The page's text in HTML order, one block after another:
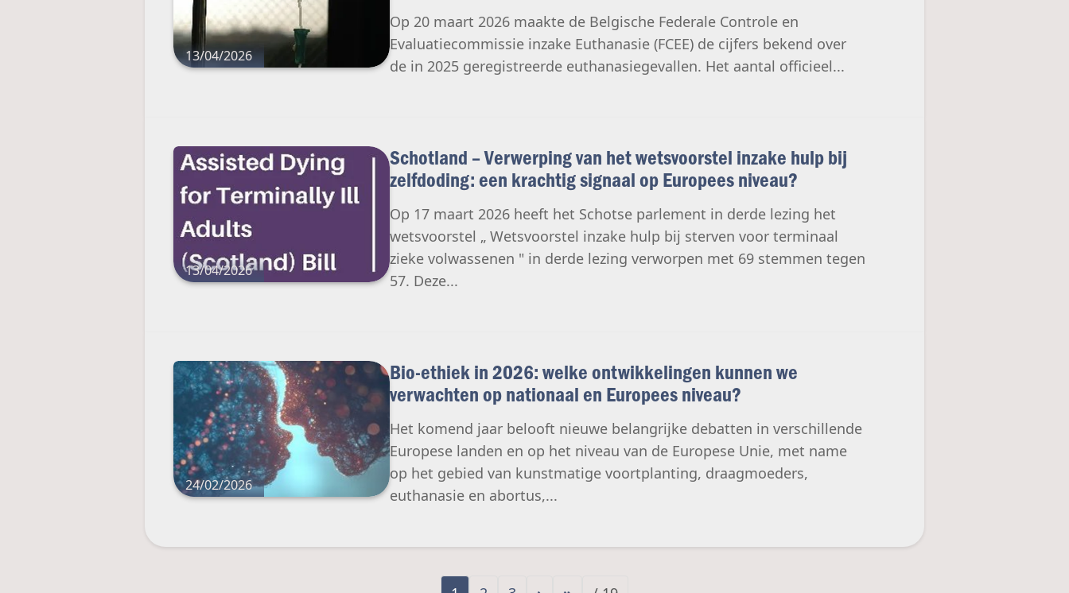
13/04/2026
Op 20 maart 2026 maakte de Belgische Federale Controle en
Evaluatiecommissie inzake Euthanasie (FCEE) de cijfers bekend over
de in 2025 geregistreerde euthanasiegevallen. Het aantal officieel...
13/04/2026
Schotland – Verwerping van het wetsvoorstel inzake hulp bij
zelfdoding: een krachtig signaal op Europees niveau?
Op 17 maart 2026 heeft het Schotse parlement in derde lezing het
wetsvoorstel „ Wetsvoorstel inzake hulp bij sterven voor terminaal
zieke volwassenen " in derde lezing verworpen met 69 stemmen tegen
57. Deze...
24/02/2026
Bio-ethiek in 2026: welke ontwikkelingen kunnen we
verwachten op nationaal en Europees niveau?
Het komend jaar belooft nieuwe belangrijke debatten in verschillende
Europese landen en op het niveau van de Europese Unie, met name
op het gebied van kunstmatige voortplanting, draagmoeders,
euthanasie en abortus,...